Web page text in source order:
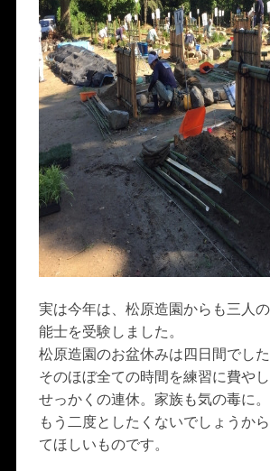
実は今年は、松原造園からも三人
能士を受験しました。
松原造園のお盆休みは四日間でし
そのほぼ全ての時間を練習に費やし
せっかくの連休。家族も気の毒に。
もう二度としたくないでしょうか
てほしいものです。